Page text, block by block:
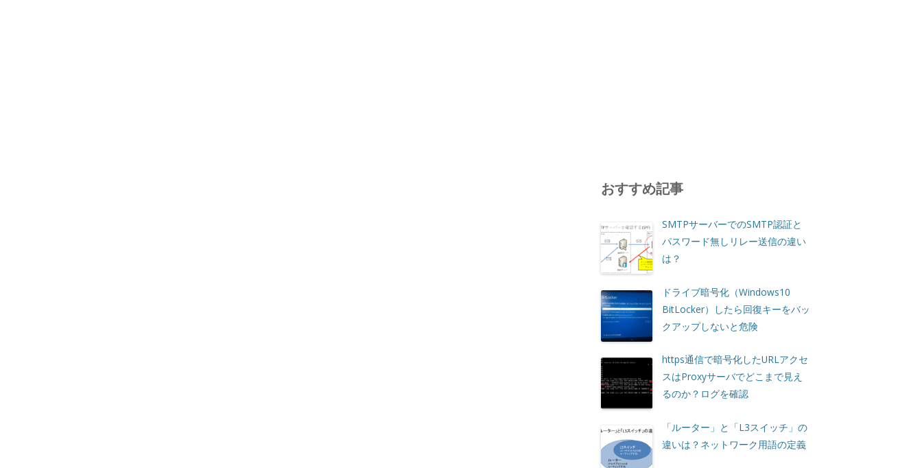
おすすめ記事
SMTPサーバーでのSMTP認証と
パスワード無しリレー送信の違い
は？
ドライブ暗号化（Windows10
BitLocker）したら回復キーをバッ
クアップしないと危険
https通信で暗号化したURLアクセ
スはProxyサーバでどこまで見え
るのか？ログを確認
「ルーター」と「L3スイッチ」の
違いは？ネットワーク用語の定義